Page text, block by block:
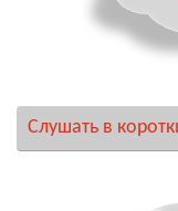
Слушать в